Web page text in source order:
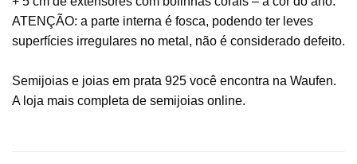
ATENÇÃO: a parte interna é fosca, podendo ter leves
superfícies irregulares no metal, não é considerado defeito.
Semijoias e joias em prata 925 você encontra na Waufen.
A loja mais completa de semijoias online.